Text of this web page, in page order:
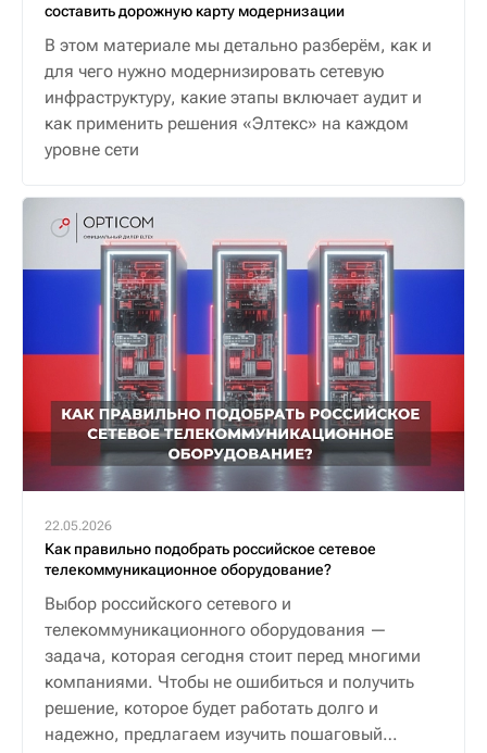
составить дорожную карту модернизации
В этом материале мы детально разберём, как и
для чего нужно модернизировать сетевую
инфраструктуру, какие этапы включает аудит и
как применить решения «Элтекс» на каждом
уровне сети
22.05.2026
Как правильно подобрать российское сетевое
телекоммуникационное оборудование?
Выбор российского сетевого и
телекоммуникационного оборудования —
задача, которая сегодня стоит перед многими
компаниями. Чтобы не ошибиться и получить
решение, которое будет работать долго и
надежно, предлагаем изучить пошаговый